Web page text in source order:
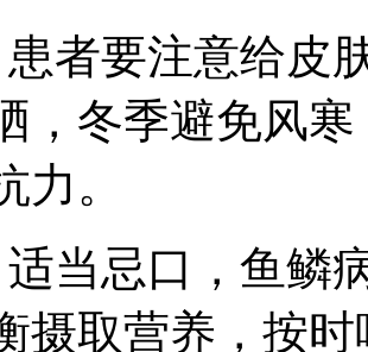
要注意给皮肤
，冬季避免风
力。
忌口，鱼鳞病
摄取营养，按